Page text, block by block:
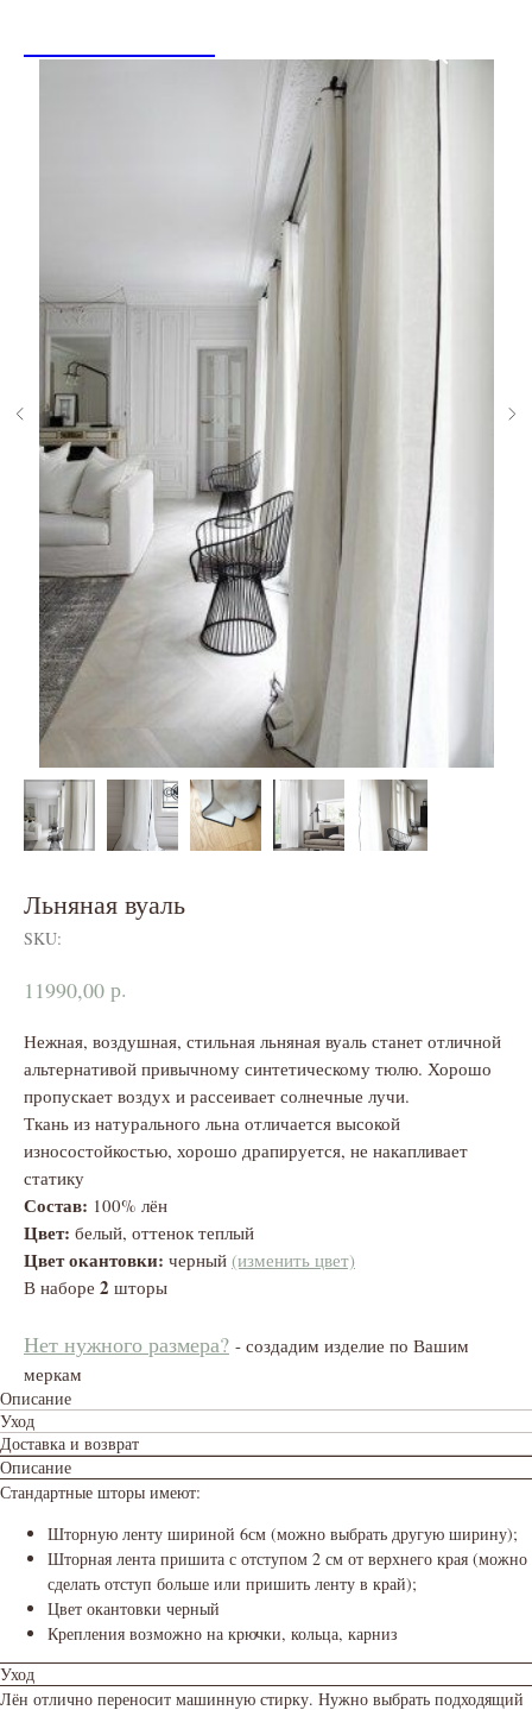
Льняная вуаль
SKU:
11990,00 р.
Нежная, воздушная, стильная льняная вуаль станет отличной
альтернативой привычному синтетическому тюлю. Хорошо
пропускает воздух и рассеивает солнечные лучи.
Ткань из натурального льна отличается высокой
износостойкостью, хорошо драпируется, не накапливает
статику
Состав: 100% лён
Цвет: белый, оттенок теплый
Цвет окантовки: черный (изменить цвет)
В наборе 2 шторы
Нет нужного размера? - создадим изделие по Вашим
меркам
Описание
Уход
Доставка и возврат
Описание
Стандартные шторы имеют:
Шторную ленту шириной 6см (можно выбрать другую ширину);
Шторная лента пришита с отступом 2 см от верхнего края (можно
сделать отступ больше или пришить ленту в край);
Цвет окантовки черный
Крепления возможно на крючки, кольца, карниз
Уход
Лён отлично переносит машинную стирку. Нужно выбрать подходящий